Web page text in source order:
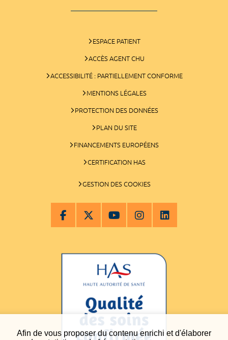
Afin de vous proposer du contenu enrichi et d'élaborer
ESPACE PATIENT
ACCÈS AGENT CHU
ACCESSIBILITÉ : PARTIELLEMENT CONFORME
MENTIONS LÉGALES
PROTECTION DES DONNÉES
PLAN DU SITE
FINANCEMENTS EUROPÉENS
CERTIFICATION HAS
GESTION DES COOKIES